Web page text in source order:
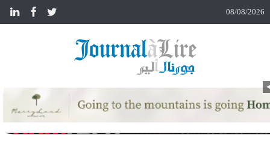
08/08/2026